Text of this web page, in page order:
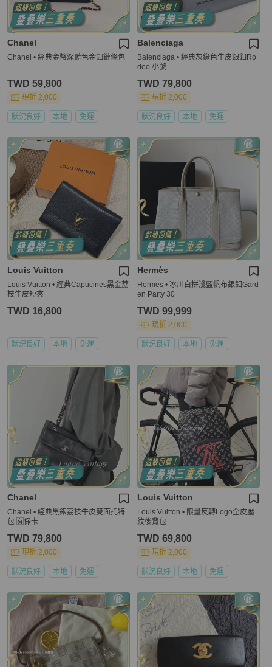
Chanel
Chanel • 經典金幣深藍色金釦鏈條包
TWD 59,800
現折 2,000
狀況良好 本地 免運
Balenciaga
Balenciaga • 經典灰綠色牛皮銀釦Ro
deo 小號
TWD 79,800
現折 2,000
狀況良好 本地 免運
Louis Vuitton
Louis Vuitton • 經典Capucines黑金荔
枝牛皮短夾
TWD 16,800
狀況良好 本地 免運
Hermès
Hermes • 冰川白拼淺藍帆布銀釦Gard
en Party 30
TWD 99,999
現折 2,000
狀況良好 本地 免運
Chanel
Chanel • 經典黑銀荔枝牛皮雙面托特
包 🈶保卡
TWD 79,800
現折 2,000
狀況良好 本地 免運
Louis Vuitton
Louis Vuitton • 限量反轉Logo全皮壓
紋後背包
TWD 69,800
現折 2,000
狀況良好 本地 免運